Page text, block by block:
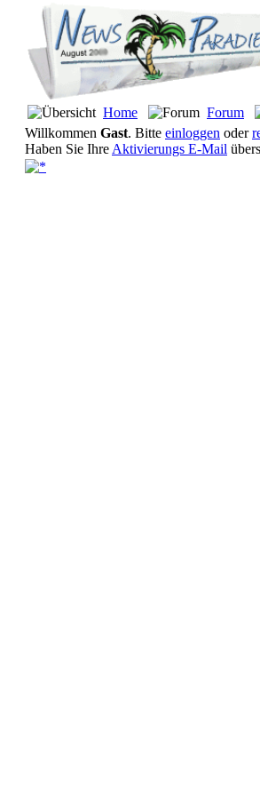
Home Forum
Willkommen Gast. Bitte einloggen oder
Haben Sie Ihre Aktivierungs E-Mail